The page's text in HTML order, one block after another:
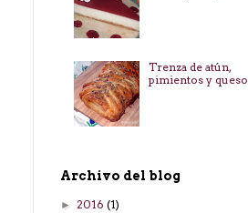
Trenza de atún,
pimientos y queso
Archivo del blog
► 2016 (1)